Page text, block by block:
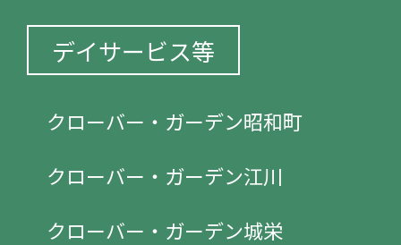
デイサービス等
クローバー・ガーデン昭和町
クローバー・ガーデン江川
クローバー・ガーデン城栄